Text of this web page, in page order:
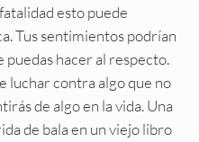
esto puede
Tus sentimientos podrían
puedas hacer al respecto.
luchar contra algo que no
de algo en la vida. Una
de bala en un viejo libro